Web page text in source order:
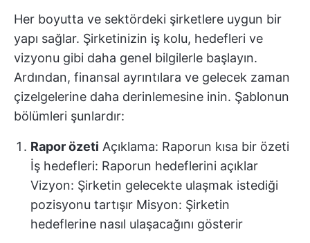
Her boyutta ve sektördeki şirketlere uygun bir
yapı sağlar. Şirketinizin iş kolu, hedefleri ve
vizyonu gibi daha genel bilgilerle başlayın.
Ardından, finansal ayrıntılara ve gelecek zaman
çizelgelerine daha derinlemesine inin. Şablonun
bölümleri şunlardır:
Rapor özeti Açıklama: Raporun kısa bir özeti
İş hedefleri: Raporun hedeflerini açıklar
Vizyon: Şirketin gelecekte ulaşmak istediği
pozisyonu tartışır Misyon: Şirketin
hedeflerine nasıl ulaşacağını gösterir